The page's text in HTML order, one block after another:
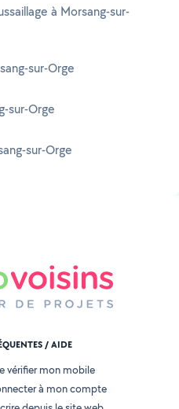
à Morsang-sur-
sur-Orge
sur-Orge
sur-Orge
/ AIDE
vérifier mon mobile
à mon compte